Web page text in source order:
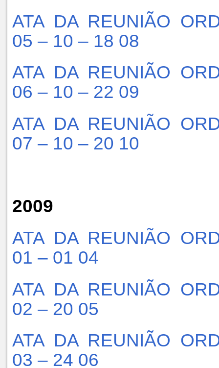
ATA DA REUNIÃO
05 – 10 – 18 08
ATA DA REUNIÃO
06 – 10 – 22 09
ATA DA REUNIÃO
07 – 10 – 20 10
2009
ATA DA REUNIÃO
01 – 01 04
ATA DA REUNIÃO
02 – 20 05
ATA DA REUNIÃO
03 – 24 06